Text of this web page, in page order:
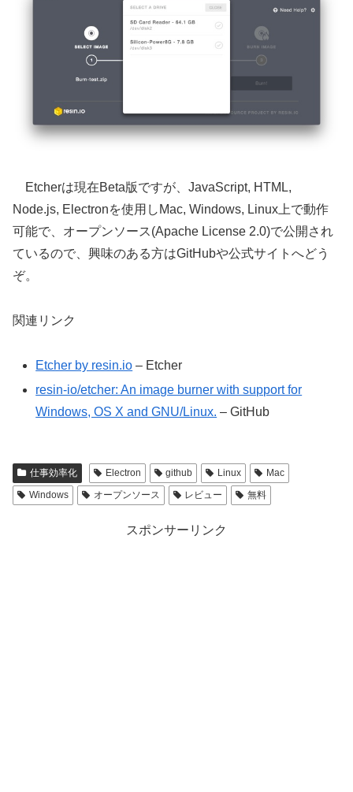
Etcherは現在Beta版ですが、JavaScript, HTML,
Node.js, Electronを使用しMac, Windows, Linux上で動作
可能で、オープンソース(Apache License 2.0)で公開され
ているので、興味のある方はGitHubや公式サイトへどう
ぞ。
関連リンク
Etcher by resin.io – Etcher
resin-io/etcher: An image burner with support for
Windows, OS X and GNU/Linux. – GitHub
仕事効率化 Electron github Linux
Mac
Windows
オープンソース レビュー 無料
スポンサーリンク